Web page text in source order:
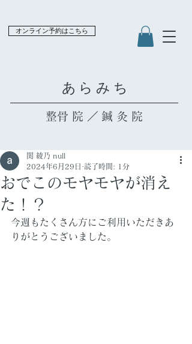
オンライン予約はこちら
​あらみち
​整骨院／鍼灸院
おでこのモヤモヤが消え
た！？
関 綾乃 null
2024年6月29日
読了時間: 1分
今週もたくさん方にご利用いただきあ
りがとうございました。